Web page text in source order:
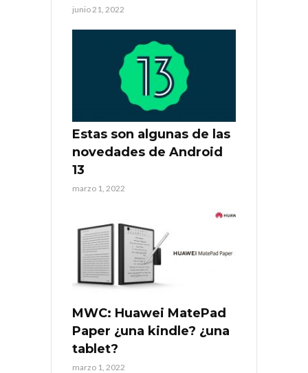
junio 21, 2022
Estas son algunas de las
novedades de Android
13
marzo 1, 2022
MWC: Huawei MatePad
Paper ¿una kindle? ¿una
tablet?
marzo 1, 2022